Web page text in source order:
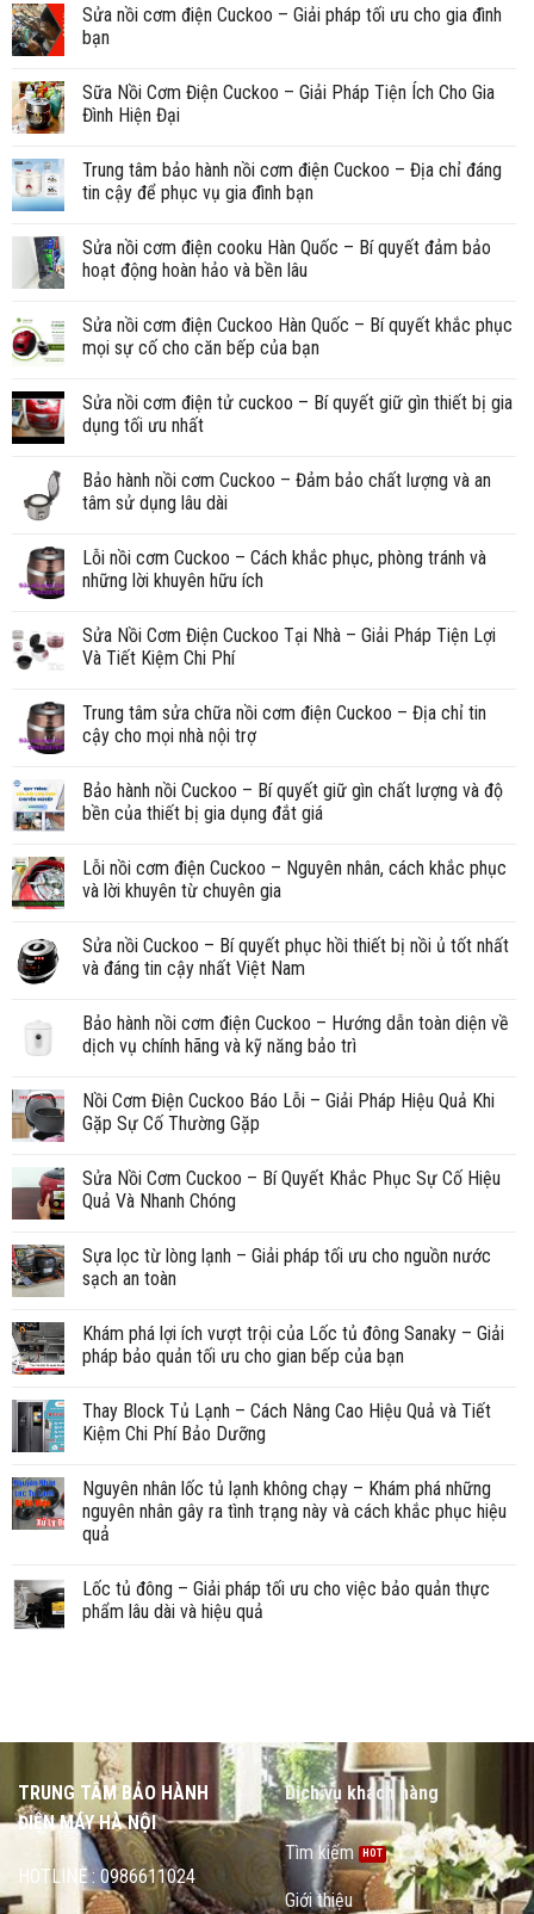
Sửa nồi cơm điện Cuckoo – Giải pháp tối ưu cho gia đình
bạn
Sữa Nồi Cơm Điện Cuckoo – Giải Pháp Tiện Ích Cho Gia
Đình Hiện Đại
Trung tâm bảo hành nồi cơm điện Cuckoo – Địa chỉ đáng
tin cậy để phục vụ gia đình bạn
Sửa nồi cơm điện cooku Hàn Quốc – Bí quyết đảm bảo
hoạt động hoàn hảo và bền lâu
Sửa nồi cơm điện Cuckoo Hàn Quốc – Bí quyết khắc phục
mọi sự cố cho căn bếp của bạn
Sửa nồi cơm điện tử cuckoo – Bí quyết giữ gìn thiết bị gia
dụng tối ưu nhất
Bảo hành nồi cơm Cuckoo – Đảm bảo chất lượng và an
tâm sử dụng lâu dài
Lỗi nồi cơm Cuckoo – Cách khắc phục, phòng tránh và
những lời khuyên hữu ích
Sửa Nồi Cơm Điện Cuckoo Tại Nhà – Giải Pháp Tiện Lợi
Và Tiết Kiệm Chi Phí
Trung tâm sửa chữa nồi cơm điện Cuckoo – Địa chỉ tin
cậy cho mọi nhà nội trợ
Bảo hành nồi Cuckoo – Bí quyết giữ gìn chất lượng và độ
bền của thiết bị gia dụng đắt giá
Lỗi nồi cơm điện Cuckoo – Nguyên nhân, cách khắc phục
và lời khuyên từ chuyên gia
Sửa nồi Cuckoo – Bí quyết phục hồi thiết bị nồi ủ tốt nhất
và đáng tin cậy nhất Việt Nam
Bảo hành nồi cơm điện Cuckoo – Hướng dẫn toàn diện về
dịch vụ chính hãng và kỹ năng bảo trì
Nồi Cơm Điện Cuckoo Báo Lỗi – Giải Pháp Hiệu Quả Khi
Gặp Sự Cố Thường Gặp
Sửa Nồi Cơm Cuckoo – Bí Quyết Khắc Phục Sự Cố Hiệu
Quả Và Nhanh Chóng
Sựa lọc từ lòng lạnh – Giải pháp tối ưu cho nguồn nước
sạch an toàn
Khám phá lợi ích vượt trội của Lốc tủ đông Sanaky – Giải
pháp bảo quản tối ưu cho gian bếp của bạn
Thay Block Tủ Lạnh – Cách Nâng Cao Hiệu Quả và Tiết
Kiệm Chi Phí Bảo Dưỡng
Nguyên nhân lốc tủ lạnh không chạy – Khám phá những
nguyên nhân gây ra tình trạng này và cách khắc phục hiệu
quả
Lốc tủ đông – Giải pháp tối ưu cho việc bảo quản thực
phẩm lâu dài và hiệu quả
TRUNG TÂM BẢO HÀNH
ĐIỆN MÁY HÀ NỘI
HOTLINE : 0986611024
Dịch vụ khách hàng
Tìm kiếm
Giới thiệu